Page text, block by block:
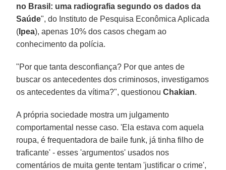
no Brasil: uma radiografia segundo os dados da
Saúde", do Instituto de Pesquisa Econômica Aplicada
( Ipea), apenas 10% dos casos chegam ao
conhecimento da polícia.
"Por que tanta desconfiança? Por que antes de
buscar os antecedentes dos criminosos, investigamos
os antecedentes da vítima?", questionouChakian.
A própria sociedade mostra um julgamento
comportamental nesse caso. 'Ela estava com aquela
roupa, é frequentadora de baile funk, já tinha filho de
traficante' - esses 'argumentos' usados nos
comentários de muita gente tentam 'justificar o crime',